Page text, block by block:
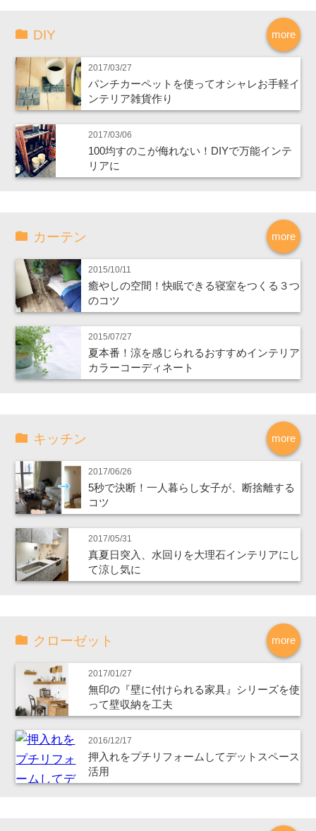
more
DIY
2017/03/27
パンチカーペットを使ってオシャレお手軽イ
ンテリア雑貨作り
2017/03/06
100均すのこが侮れない！DIYで万能インテ
リアに
more
カーテン
2015/10/11
癒やしの空間！快眠できる寝室をつくる３つ
のコツ
2015/07/27
夏本番！涼を感じられるおすすめインテリア
カラーコーディネート
more
キッチン
2017/06/26
5秒で決断！一人暮らし女子が、断捨離する
コツ
2017/05/31
真夏日突入、水回りを大理石インテリアにし
て涼し気に
more
クローゼット
2017/01/27
無印の『壁に付けられる家具』シリーズを使
って壁収納を工夫
2016/12/17
押入れをプチリフォームしてデットスペース
活用